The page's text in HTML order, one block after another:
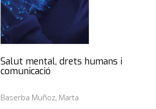
Salut mental, drets humans i
comunicació
Baserba Muñoz, Marta